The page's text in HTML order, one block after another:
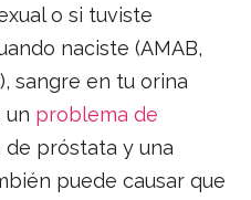
o si tuviste
naciste (AMAB,
sangre en tu orina
un problema de
de próstata y una
puede causar que